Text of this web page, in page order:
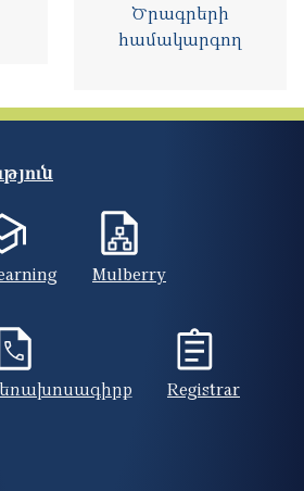
Ծրագրերի
համակարգող
Mulberry
Registrar